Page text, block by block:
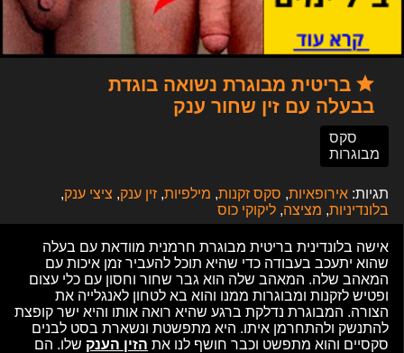
בריטית מבוגרת נשואה בוגדת
בבעלה עם זין שחור ענק
סקס
מבוגרות
תגיות: אירופאיות, סקס זקנות, מילפיות, זין ענק, ציצי ענק,
בלונדיניות, מציצה, ליקוקי כוס
אישה בלונדינית בריטית מבוגרת חרמנית מוודאת עם בעלה
שהוא יתעכב בעבודה כדי שהיא תוכל להעביר זמן איכות עם
המאהב שלה. המאהב שלה הוא גבר שחור וחסון עם כלי עצום
ופטיש לזקנות ומבוגרות ממנו והוא בא לטחון לאנגלייה את
הצורה. המבוגרת נדלקת ברגע שהיא רואה אותו והיא ישר קופצת
להתנשק ולהתחרמן איתו. היא מתפשטת ונשארת בסט לבנים
סקסיים והוא מתפשט וכבר חושף לנו את הזין הענק שלו. הם